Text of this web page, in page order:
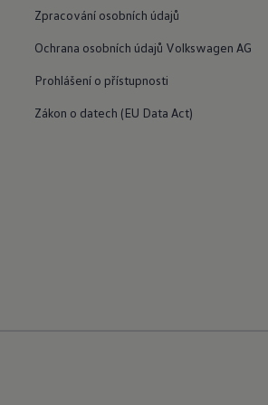
Zpracování osobních údajů
Ochrana osobních údajů Volkswagen AG
Prohlášení o přístupnosti
Zákon o datech (EU Data Act)